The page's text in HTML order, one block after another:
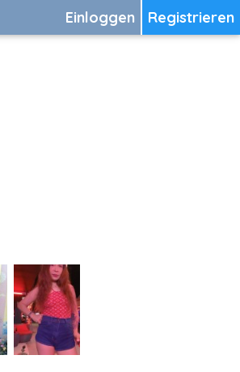
Registrieren
Einloggen